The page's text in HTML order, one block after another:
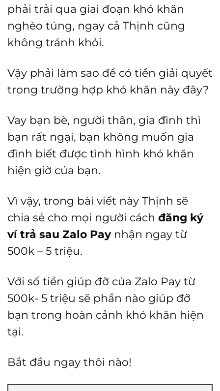
phải trải qua giai đoạn khó khăn
nghèo túng, ngay cả Thịnh cũng
không tránh khỏi.
Vậy phải làm sao để có tiền giải quyết
trong trường hợp khó khăn này đây?
Vay bạn bè, người thân, gia đình thì
bạn rất ngại, bạn không muốn gia
đình biết được tình hình khó khăn
hiện giờ của bạn.
Vì vậy, trong bài viết này Thịnh sẽ
chia sẻ cho mọi người cách đăng ký
ví trả sau Zalo Paynhận ngay từ
500k – 5 triệu.
Với số tiền giúp đỡ của Zalo Pay từ
500k- 5 triệu sẽ phần nào giúp đỡ
bạn trong hoàn cảnh khó khăn hiện
tại.
Bắt đầu ngay thôi nào!